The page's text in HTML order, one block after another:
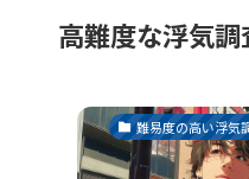
高難度な浮気
難易度の高い浮気